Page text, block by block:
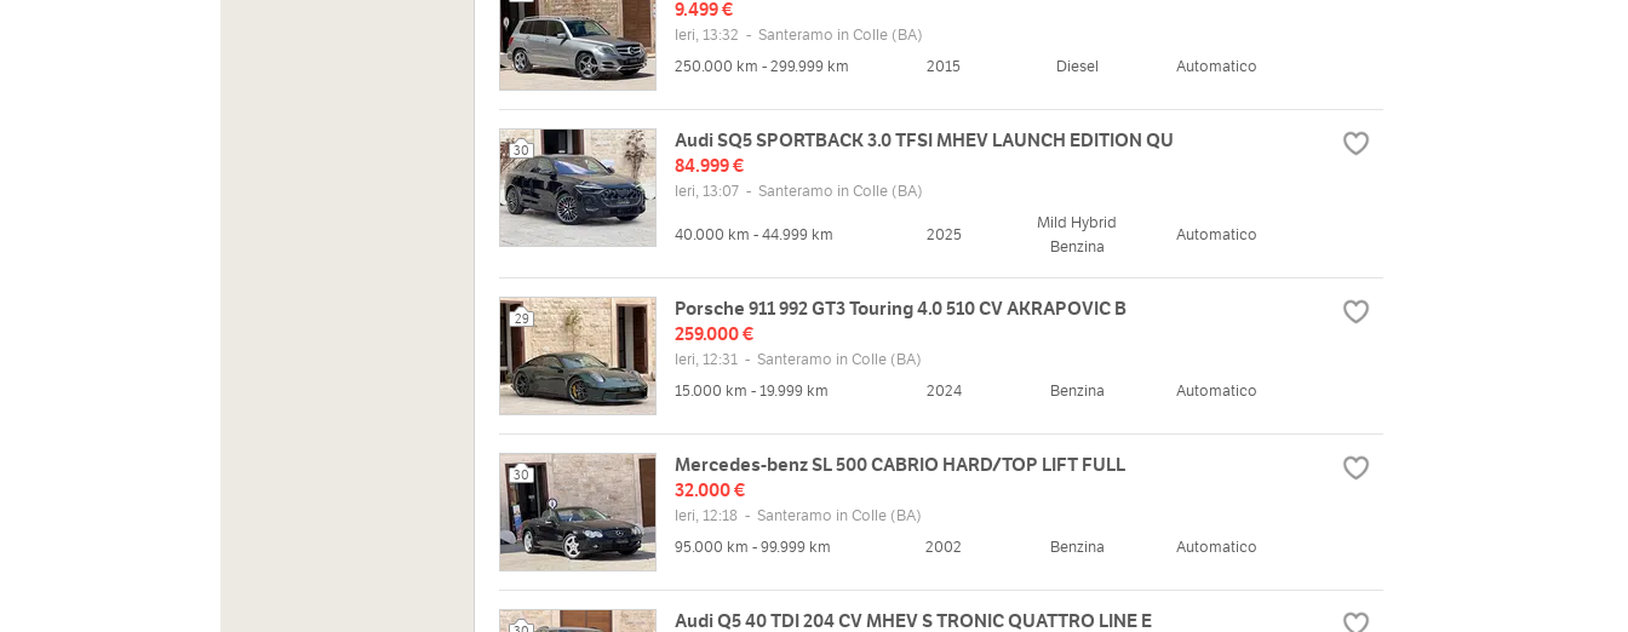
Indirizzo
Via Ionio, 14, 70029 Santeramo In Colle
BA, Italia
Sito web
https://www.luxury-cars.it/
Orari
Lun
09:00 - 13:00 | 15:00 - 20:00
Mer
09:00 - 13:00 | 15:00 - 20:00
Ven
09:00 - 13:00 | 15:00 - 20:00
Sab
09:00 - 13:00 | 15:00 - 18:00
chiuso
9.499 €
Ieri, 13:32 - Santeramo in Colle (BA)
250.000 km - 299.999 km
2015 Diesel Automatico
30
Audi SQ5 SPORTBACK 3.0 TFSI MHEV LAUNCH EDITION QU
84.999 €
Ieri, 13:07 - Santeramo in Colle (BA)
40.000 km - 44.999 km 2025
Mild Hybrid
Benzina
Automatico
29
Porsche 911 992 GT3 Touring 4.0 510 CV AKRAPOVIC B
259.000 €
Ieri, 12:31 - Santeramo in Colle (BA)
15.000 km - 19.999 km
2024 Benzina Automatico
30
Mercedes-benz SL 500 CABRIO HARD/TOP LIFT FULL
32.000 €
Ieri, 12:18 - Santeramo in Colle (BA)
95.000 km - 99.999 km
2002 Benzina Automatico
Audi Q5 40 TDI 204 CV MHEV S TRONIC QUATTRO LINE E